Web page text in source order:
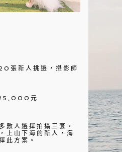
張新人挑選，攝影師
元
數人選擇拍攝三套，
上山下海的新人，海
此方案。